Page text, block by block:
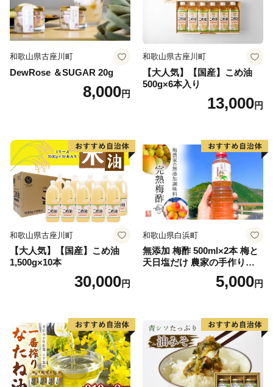
和歌山県古座川町
DewRose ＆SUGAR 20g
8,000円
和歌山県古座川町
【大人気】【国産】こめ油
500g×6本入り
13,000円
和歌山県古座川町
【大人気】【国産】こめ油
1,500g×10本
30,000円
和歌山県白浜町
無添加 梅酢 500ml×2本 梅と
天日塩だけ 農家の手作り完
5,000円